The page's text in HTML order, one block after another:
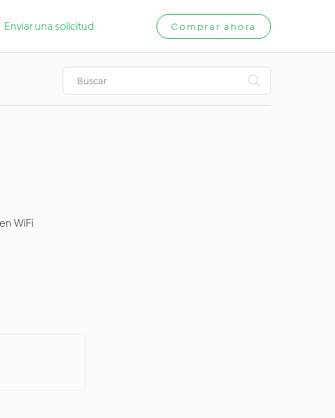
Enviar una solicitud Comprar ahora
WiFi